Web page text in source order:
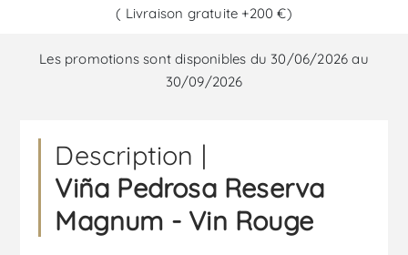
( Livraison gratuite +200 €)
Les promotions sont disponibles du 30/06/2026 au
30/09/2026
Description |
Viña Pedrosa Reserva
Magnum - Vin Rouge